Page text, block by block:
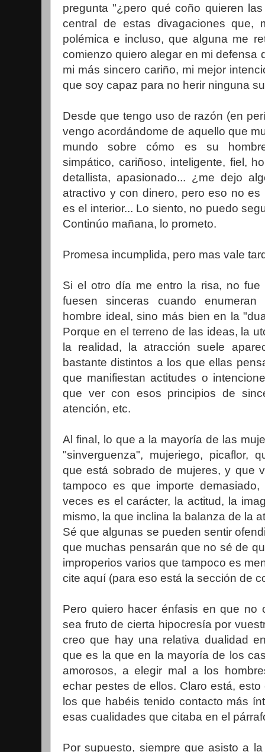
pregunta "¿pero qué coño quieren
central de estas divagaciones que,
polémica e incluso, que alguna me
comienzo quiero alegar en mi defensa
mi más sincero cariño, mi mejor
que soy capaz para no herir ninguna
Desde que tengo uso de razón (en
vengo acordándome de aquello que
mundo sobre cómo es su
simpático, cariñoso, inteligente, fiel,
detallista, apasionado... ¿me dejo
atractivo y con dinero, pero eso no es
es el interior... Lo siento, no puedo
Continúo mañana, lo prometo.
Promesa incumplida, pero mas vale
Si el otro día me entro la risa, no
fuesen sinceras cuando
hombre ideal, sino más bien en la
Porque en el terreno de las ideas, la
la realidad, la atracción suele
bastante distintos a los que ellas
que manifiestan actitudes o
que ver con esos principios de
atención, etc.
Al final, lo que a la mayoría de las
"sinverguenza", mujeriego, picaflor,
que está sobrado de mujeres, y que
tampoco es que importe
veces es el carácter, la actitud, la
mismo, la que inclina la balanza de la
Sé que algunas se pueden sentir
que muchas pensarán que no sé de
improperios varios que tampoco es
cite aquí (para eso está la sección de
Pero quiero hacer énfasis en que no
sea fruto de cierta hipocresía por
creo que hay una relativa dualidad
que es la que en la mayoría de los
amorosos, a elegir mal a los
echar pestes de ellos. Claro está,
los que habéis tenido contacto más
esas cualidades que citaba en el
Por supuesto, siempre que asisto a